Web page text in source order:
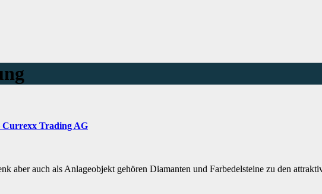
Currexx Trading AG
aber auch als Anlageobjekt gehören Diamanten und Farbedelsteine zu den